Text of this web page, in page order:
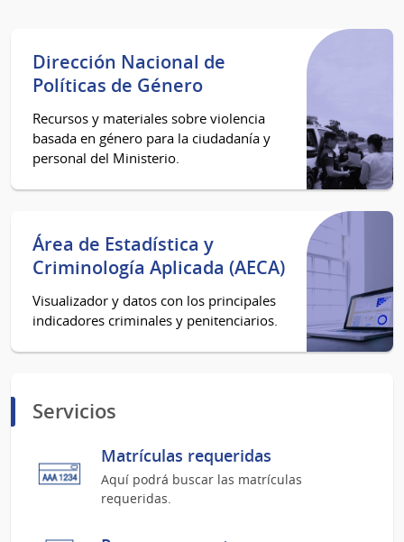
Dirección Nacional de
Políticas de Género
Recursos y materiales sobre violencia
basada en género para la ciudadanía y
personal del Ministerio.
Área de Estadística y
Criminología Aplicada (AECA)
Visualizador y datos con los principales
indicadores criminales y penitenciarios.
Servicios
Matrículas requeridas
Aquí podrá buscar las matrículas
requeridas.